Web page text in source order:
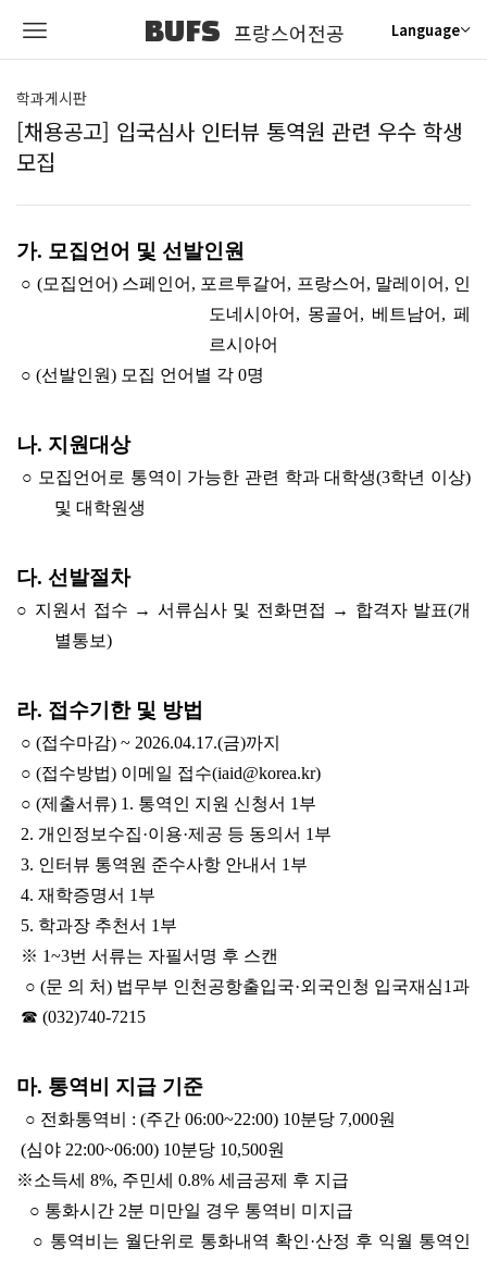
BUFS 프랑스어전공 Language
학과게시판
[채용공고] 입국심사 인터뷰 통역원 관련 우수 학생
모집
가. 모집언어 및 선발인원
○ (모집언어) 스페인어, 포르투갈어, 프랑스어, 말레이어, 인
도네시아어, 몽골어, 베트남어, 페
르시아어
○ (선발인원) 모집 언어별 각 0명
나. 지원대상
○ 모집언어로 통역이 가능한 관련 학과 대학생(3학년 이상)
및 대학원생
다. 선발절차
○ 지원서 접수 → 서류심사 및 전화면접 → 합격자 발표(개
별통보)
라. 접수기한 및 방법
○ (접수마감) ~ 2026.04.17.(금)까지
○ (접수방법) 이메일 접수(iaid@korea.kr)
○ (제출서류) 1. 통역인 지원 신청서 1부
2. 개인정보수집·이용·제공 등 동의서 1부
3. 인터뷰 통역원 준수사항 안내서 1부
4. 재학증명서 1부
5. 학과장 추천서 1부
※ 1~3번 서류는 자필서명 후 스캔
○ (문 의 처) 법무부 인천공항출입국·외국인청 입국재심1과
☎ (032)740-7215
마. 통역비 지급 기준
○ 전화통역비 : (주간 06:00~22:00) 10분당 7,000원
(심야 22:00~06:00) 10분당 10,500원
※소득세 8%, 주민세 0.8% 세금공제 후 지급
○ 통화시간 2분 미만일 경우 통역비 미지급
○ 통역비는 월단위로 통화내역 확인·산정 후 익월 통역인